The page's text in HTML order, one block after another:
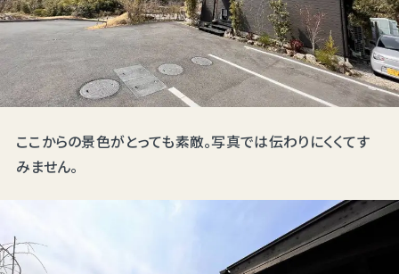
ここからの景色がとっても素敵。写真では伝わりにくくてす
みません。